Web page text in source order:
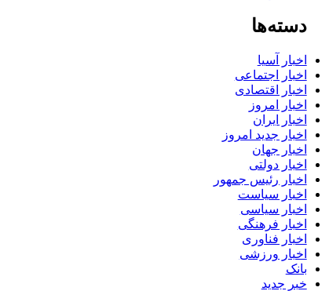
دسته‌ها
اخبار آسیا
اخبار اجتماعی
اخبار اقتصادی
اخبار امروز
اخبار ایران
اخبار جدید امروز
اخبار جهان
اخبار دولتی
اخبار رئیس جمهور
اخبار سیاست
اخبار سیاسی
اخبار فرهنگی
اخبار فناوری
اخبار ورزشی
بانک
خبر جدید